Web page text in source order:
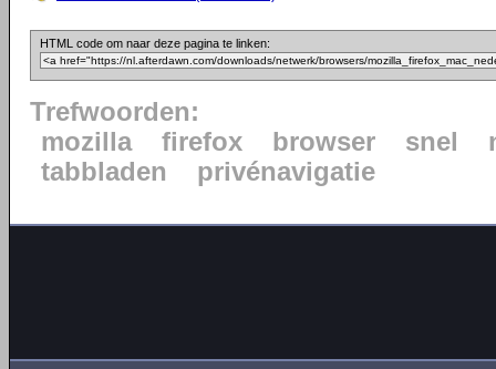
HTML code om naar deze pagina te linken:
Trefwoorden:
mozilla
firefox browser snel
tabbladen
privénavigatie